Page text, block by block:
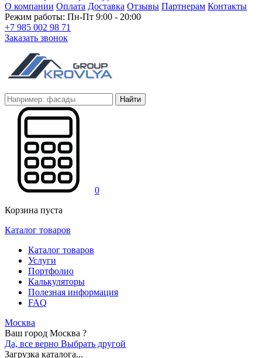
О компании Оплата Доставка Отзывы Партнерам Контакты
Режим работы: Пн-Пт 9:00 - 20:00
+7 985 002 98 71
Заказать звонок
Найти
0
Корзина пуста
Каталог товаров
Каталог товаров
Услуги
Портфолио
Калькуляторы
Полезная информация
FAQ
Москва
Ваш город Москва ?
Да, все верно Выбрать другой
Загрузка каталога...